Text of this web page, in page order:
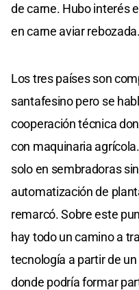
de carne. Hubo interés
en carne aviar rebozada.
Los tres países son
santafesino pero se
cooperación técnica
con maquinaria
solo en sembradoras
automatización de
remarcó. Sobre este
hay todo un camino a
tecnología a partir de
donde podría formar